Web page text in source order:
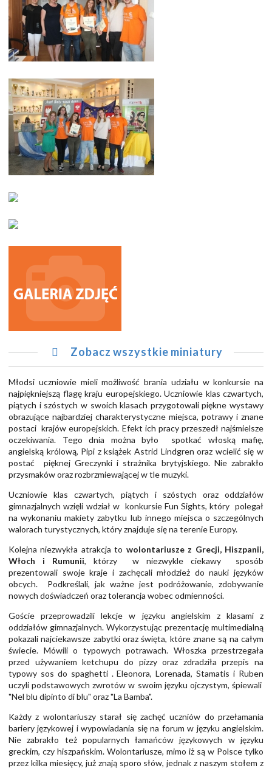
Zobacz wszystkie miniatury
Młodsi uczniowie mieli możliwość brania udziału w konkursie na
najpiękniejszą flagę kraju europejskiego. Uczniowie klas czwartych,
piątych i szóstych w swoich klasach przygotowali piękne wystawy
obrazujące najbardziej charakterystyczne miejsca, potrawy i znane
postaci krajów europejskich. Efekt ich pracy przeszedł najśmielsze
oczekiwania. Tego dnia można było spotkać włoską mafię,
angielską królową, Pipi z książek Astrid Lindgren oraz wcielić się w
postać pięknej Greczynki i strażnika brytyjskiego. Nie zabrakło
przysmaków oraz rozbrzmiewającej w tle muzyki.
Uczniowie klas czwartych, piątych i szóstych oraz oddziałów
gimnazjalnych wzięli wdział w konkursie Fun Sights, który polegał
na wykonaniu makiety zabytku lub innego miejsca o szczególnych
walorach turystycznych, który znajduje się na terenie Europy.
Kolejna niezwykła atrakcja to wolontariusze z Grecji, Hiszpanii,
Włoch i Rumunii, którzy w niezwykle ciekawy sposób
prezentowali swoje kraje i zachęcali młodzież do nauki języków
obcych. Podkreślali, jak ważne jest podróżowanie, zdobywanie
nowych doświadczeń oraz tolerancja wobec odmienności.
Goście przeprowadzili lekcje w języku angielskim z klasami z
oddziałów gimnazjalnych. Wykorzystując prezentację multimedialną
pokazali najciekawsze zabytki oraz święta, które znane są na całym
świecie. Mówili o typowych potrawach. Włoszka przestrzegała
przed używaniem ketchupu do pizzy oraz zdradziła przepis na
typowy sos do spaghetti . Eleonora, Lorenada, Stamatis i Ruben
uczyli podstawowych zwrotów w swoim języku ojczystym, śpiewali
"Nel blu dipinto di blu" oraz "La Bamba".
Każdy z wolontariuszy starał się zachęć uczniów do przełamania
bariery językowej i wypowiadania się na forum w języku angielskim.
Nie zabrakło też popularnych łamańców językowych w języku
greckim, czy hiszpańskim. Wolontariusze, mimo iż są w Polsce tylko
przez kilka miesięcy, już znają sporo słów, jednak z naszym stołem z